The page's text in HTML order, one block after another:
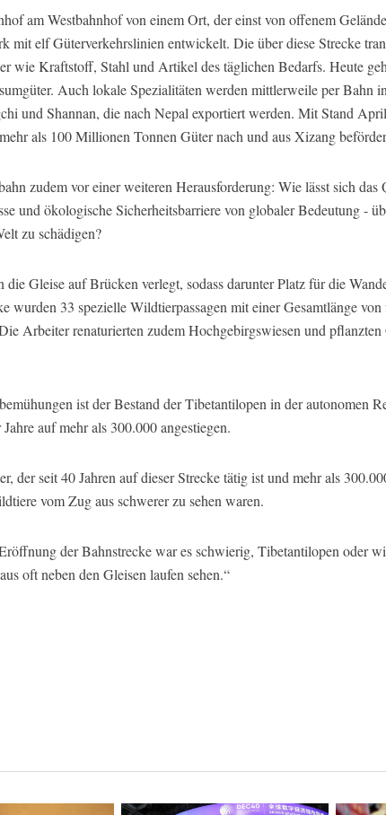
am Westbahnhof von einem Ort, der einst von offenem
mit elf Güterverkehrslinien entwickelt. Die über diese Strecke
wie Kraftstoff, Stahl und Artikel des täglichen Bedarfs. Heute
Auch lokale Spezialitäten werden mittlerweile per Bahn
und Shannan, die nach Nepal exportiert werden. Mit Stand
als 100 Millionen Tonnen Güter nach und aus Xizang
zudem vor einer weiteren Herausforderung: Wie lässt sich
und ökologische Sicherheitsbarriere von globaler Bedeutung -
zu schädigen?
Gleise auf Brücken verlegt, sodass darunter Platz für die
wurden 33 spezielle Wildtierpassagen mit einer Gesamtlänge
Arbeiter renaturierten zudem Hochgebirgswiesen und
ist der Bestand der Tibetantilopen in der autonomen
auf mehr als 300.000 angestiegen.
der seit 40 Jahren auf dieser Strecke tätig ist und mehr als
vom Zug aus schwerer zu sehen waren.
der Bahnstrecke war es schwierig, Tibetantilopen oder
oft neben den Gleisen laufen sehen.“